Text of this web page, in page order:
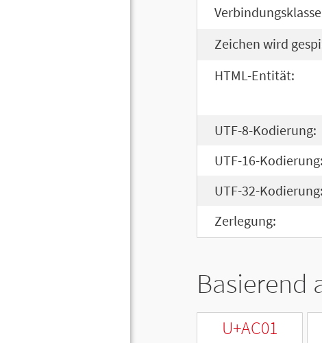
Zeichen wird
HTML-Entität:
UTF-8-Kodierung:
UTF-16-Kodierung:
UTF-32-Kodierung:
Zerlegung:
Basierend
U+AC01